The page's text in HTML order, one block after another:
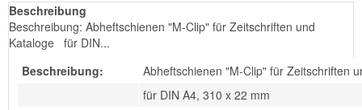
Beschreibung
Beschreibung: Abheftschienen "M-Clip" für Zeitschriften und
Kataloge für DIN...
Beschreibung:
Abheftschienen "M-Clip" für Zeitschriften
für DIN A4, 310 x 22 mm